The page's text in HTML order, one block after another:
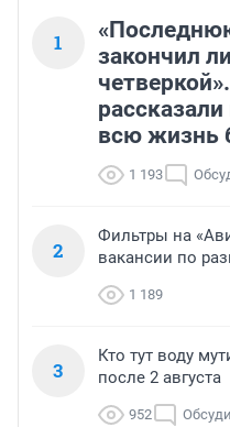
1
закончил
всю жизнь
1 193
2
Фильтры на
вакансии по
1 189
3
Кто тут воду
после 2 августа
952